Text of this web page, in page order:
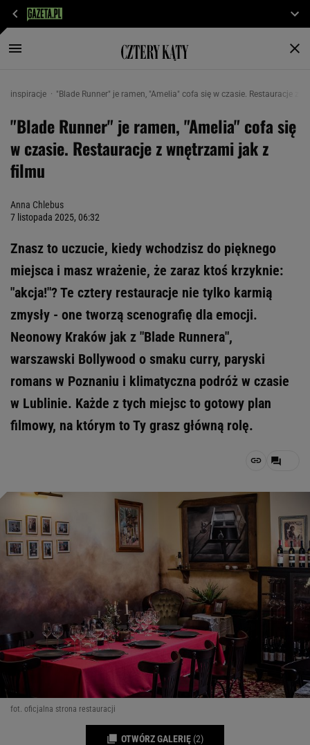
inspiracje "Blade Runner" je ramen, "Amelia" cofa się w czasie. Restauracje z
"Blade Runner" je ramen, "Amelia" cofa się
w czasie. Restauracje z wnętrzami jak z
filmu
Anna Chlebus
7 listopada 2025, 06:32
Znasz to uczucie, kiedy wchodzisz do pięknego
miejsca i masz wrażenie, że zaraz ktoś krzyknie:
"akcja!"? Te cztery restauracje nie tylko karmią
zmysły - one tworzą scenografię dla emocji.
Neonowy Kraków jak z "Blade Runnera",
warszawski Bollywood o smaku curry, paryski
romans w Poznaniu i klimatyczna podróż w czasie
w Lublinie. Każde z tych miejsc to gotowy plan
filmowy, na którym to Ty grasz główną rolę.
fot. oficjalna strona restauracji
OTWÓRZ GALERIĘ (2)